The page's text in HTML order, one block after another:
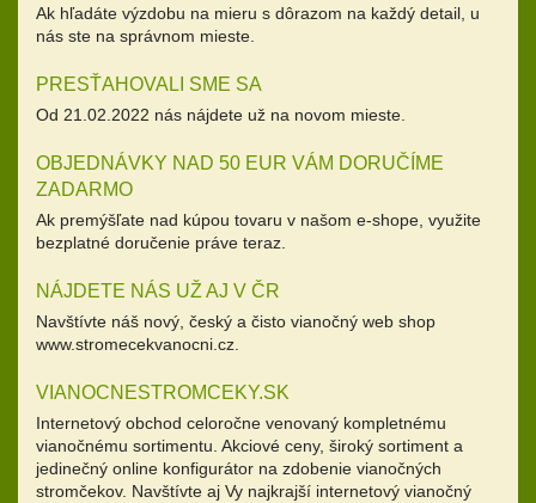
Ak hľadáte výzdobu na mieru s dôrazom na každý detail, u
nás ste na správnom mieste.
PRESŤAHOVALI SME SA
Od 21.02.2022 nás nájdete už na novom mieste.
OBJEDNÁVKY NAD 50 EUR VÁM DORUČÍME
ZADARMO
Ak premýšľate nad kúpou tovaru v našom e-shope, využite
bezplatné doručenie práve teraz.
NÁJDETE NÁS UŽ AJ V ČR
Navštívte náš nový, český a čisto vianočný web shop
www.stromecekvanocni.cz.
VIANOCNESTROMCEKY.SK
Internetový obchod celoročne venovaný kompletnému
vianočnému sortimentu. Akciové ceny, široký sortiment a
jedinečný online konfigurátor na zdobenie vianočných
stromčekov. Navštívte aj Vy najkrajší internetový vianočný